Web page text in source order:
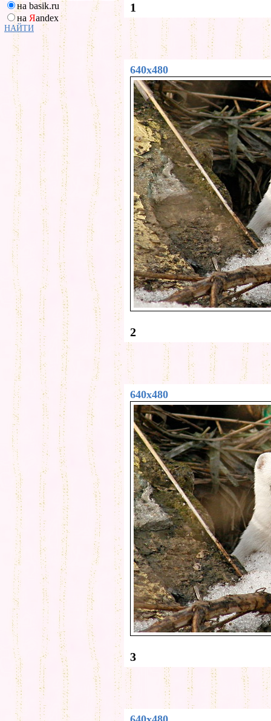
на basik.ru
на Яandex
НАЙТИ
1
640x480
2
640x480
3